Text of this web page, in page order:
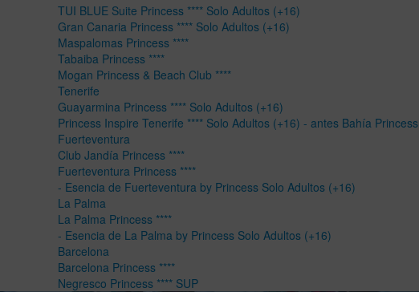
TUI BLUE Suite Princess **** Solo Adultos (+16)
Gran Canaria Princess **** Solo Adultos (+16)
Maspalomas Princess ****
Tabaiba Princess ****
Mogan Princess & Beach Club ****
Tenerife
Guayarmina Princess **** Solo Adultos (+16)
Princess Inspire Tenerife **** Solo Adultos (+16) - antes Bahía Princess
Fuerteventura
Club Jandía Princess ****
Fuerteventura Princess ****
- Esencia de Fuerteventura by Princess Solo Adultos (+16)
La Palma
La Palma Princess ****
- Esencia de La Palma by Princess Solo Adultos (+16)
Barcelona
Barcelona Princess ****
Negresco Princess **** SUP